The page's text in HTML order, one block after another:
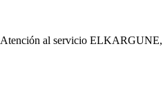
Atención al servicio ELKARGUNE,